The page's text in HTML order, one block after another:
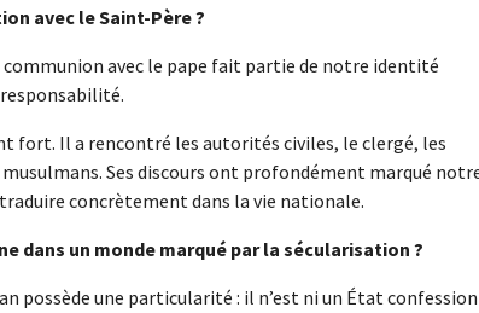
avec le Saint-Père ?
communion avec le pape fait partie de notre identité
fort. Il a rencontré les autorités civiles, le clergé, les
Ses discours ont profondément marqué
concrètement dans la vie nationale.
dans un monde marqué par la sécularisation ?
possède une particularité : il n’est ni un État